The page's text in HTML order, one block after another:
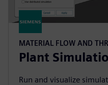
MATERIAL FLOW AND
Plant
Run and visualize